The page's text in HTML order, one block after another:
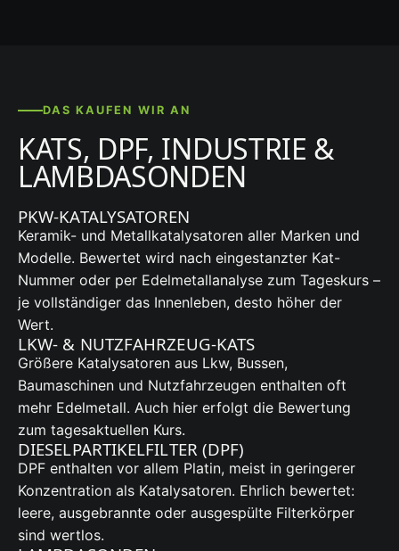
DAS KAUFEN WIR AN
KATS, DPF, INDUSTRIE &
LAMBDASONDEN
PKW-KATALYSATOREN
Keramik- und Metallkatalysatoren aller Marken und
Modelle. Bewertet wird nach eingestanzter Kat-
Nummer oder per Edelmetallanalyse zum Tageskurs –
je vollständiger das Innenleben, desto höher der
Wert.
LKW- & NUTZFAHRZEUG-KATS
Größere Katalysatoren aus Lkw, Bussen,
Baumaschinen und Nutzfahrzeugen enthalten oft
mehr Edelmetall. Auch hier erfolgt die Bewertung
zum tagesaktuellen Kurs.
DIESELPARTIKELFILTER (DPF)
DPF enthalten vor allem Platin, meist in geringerer
Konzentration als Katalysatoren. Ehrlich bewertet:
leere, ausgebrannte oder ausgespülte Filterkörper
sind wertlos.